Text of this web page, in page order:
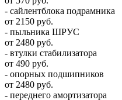
- сайлентблока подрамника
от 2150 руб.
- пыльника ШРУС
от 2480 руб.
- втулки стабилизатора
от 490 руб.
- опорных подшипников
от 2480 руб.
- переднего амортизатора